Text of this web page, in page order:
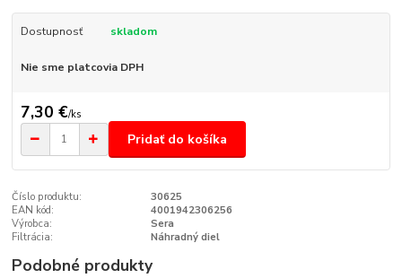
Dostupnosť skladom
Nie sme platcovia DPH
7,30 €/ks
Pridať do košíka
Číslo produktu:
30625
EAN kód:
4001942306256
Výrobca:
Sera
Filtrácia:
Náhradný diel
Podobné produkty